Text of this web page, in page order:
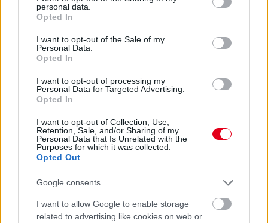
grant or deny consent to Google and its third-party tags to
use your data for below specified purposes in below Google
consent section.
personal data.
Opted In
I want to opt-out of the Sale of my
Personal Data.
Opted In
I want to opt-out of processing my
Personal Data for Targeted Advertising.
Opted In
I want to opt-out of Collection, Use,
Retention, Sale, and/or Sharing of my
Personal Data that Is Unrelated with the
Purposes for which it was collected.
Opted Out
Google consents
I want to allow Google to enable storage
related to advertising like cookies on web or
Kövess minket a Facebookon
Parc Fermé
„Jó látni, hogy közel az álom” – Camara az F1-es
pletykákról